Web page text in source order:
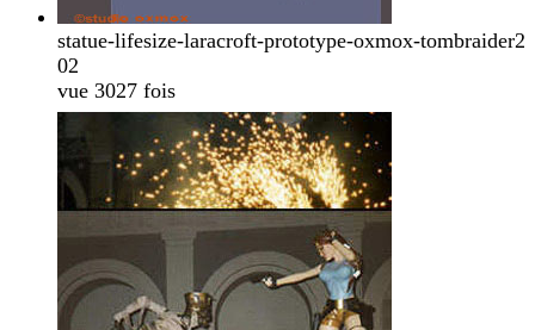
statue-lifesize-laracroft-prototype-oxmox-tombraider2
02
vue 3027 fois